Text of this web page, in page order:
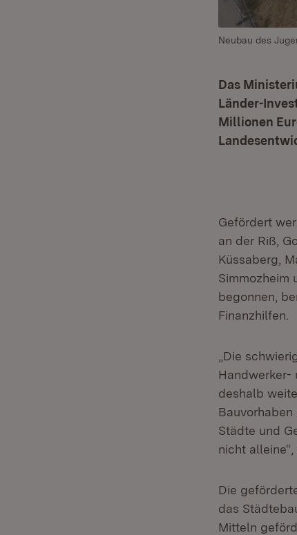
Neubau des
Das
Länder-
Millionen
Gefördert
an der Riß,
Küssaberg,
Simmozheim
begonnen,
Finanzhilfen.
„Die
Handwerker-
deshalb
Städte und
nicht
Die
das
Mitteln